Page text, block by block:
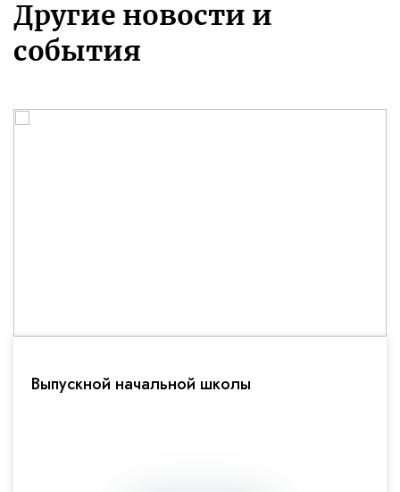
Другие новости и
события
Выпускной начальной школы